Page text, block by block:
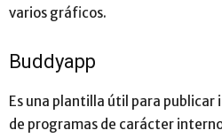
varios gráficos.
Buddyapp
Es una plantilla útil para
de programas de carácter